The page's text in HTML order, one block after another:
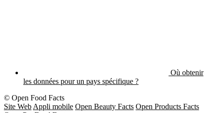
Où obtenir
les données pour un pays spécifique ?
© Open Food Facts
Site Web Appli mobile Open Beauty Facts Open Products Facts